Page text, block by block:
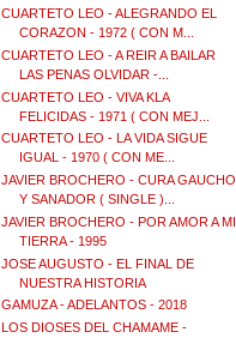
CUARTETO LEO - ALEGRANDO EL
CORAZON - 1972 ( CON M...
CUARTETO LEO - A REIR A BAILAR
LAS PENAS OLVIDAR -...
CUARTETO LEO - VIVA KLA
FELICIDAS - 1971 ( CON MEJ...
CUARTETO LEO - LA VIDA SIGUE
IGUAL - 1970 ( CON ME...
JAVIER BROCHERO - CURA GAUCHO
Y SANADOR ( SINGLE )...
JAVIER BROCHERO - POR AMOR A MI
TIERRA - 1995
JOSE AUGUSTO - EL FINAL DE
NUESTRA HISTORIA
GAMUZA - ADELANTOS - 2018
LOS DIOSES DEL CHAMAME -